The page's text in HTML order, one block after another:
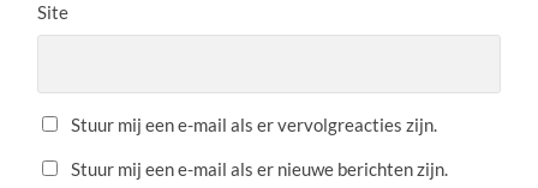
Site
Stuur mij een e-mail als er vervolgreacties zijn.
Stuur mij een e-mail als er nieuwe berichten zijn.